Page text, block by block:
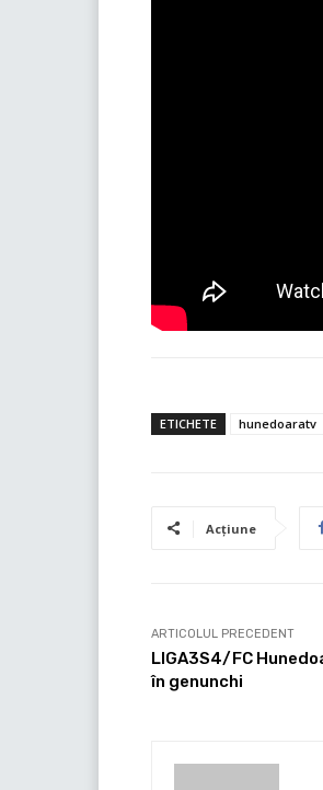
ETICHETE hunedoaratv
Acțiune
ARTICOLUL PRECEDENT
LIGA3S4/FC
în genunchi